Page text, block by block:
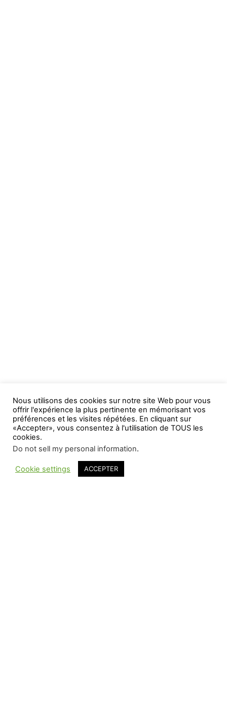
Nous utilisons des cookies sur notre site Web pour vous
offrir l'expérience la plus pertinente en mémorisant vos
préférences et les visites répétées. En cliquant sur
«Accepter», vous consentez à l'utilisation de TOUS les
cookies.
Do not sell my personal information.
Cookie settings ACCEPTER